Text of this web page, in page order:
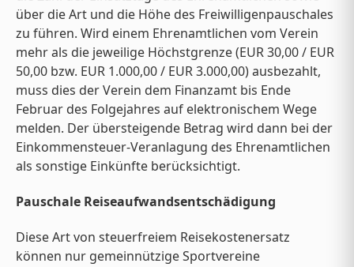
über die Art und die Höhe des Freiwilligenpauschales
zu führen. Wird einem Ehrenamtlichen vom Verein
mehr als die jeweilige Höchstgrenze (EUR 30,00 / EUR
50,00 bzw. EUR 1.000,00 / EUR 3.000,00) ausbezahlt,
muss dies der Verein dem Finanzamt bis Ende
Februar des Folgejahres auf elektronischem Wege
melden. Der übersteigende Betrag wird dann bei der
Einkommensteuer-Veranlagung des Ehrenamtlichen
als sonstige Einkünfte berücksichtigt.
Pauschale Reiseaufwandsentschädigung
Diese Art von steuerfreiem Reisekostenersatz
können nur gemeinnützige Sportvereine